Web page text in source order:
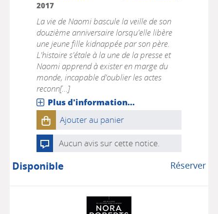
2017
La vie de Naomi bascule la veille de son
douzième anniversaire lorsqu'elle libère
une jeune fille kidnappée par son père.
L'histoire s'étale à la une de la presse et
Naomi apprend à exister en marge du
monde, incapable d'oublier les actes
reconn[...]
Plus d'information...
Ajouter au panier
Aucun avis sur cette notice.
Réserver
Disponible